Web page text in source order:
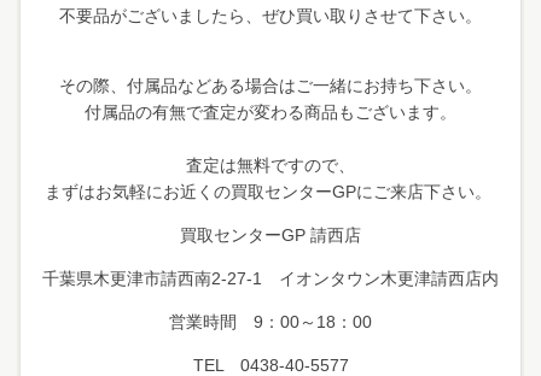
不要品がございましたら、ぜひ買い取りさせて下さい。
その際、付属品などある場合はご一緒にお持ち下さい。
付属品の有無で査定が変わる商品もございます。
査定は無料ですので、
まずはお気軽にお近くの買取センターGPにご来店下さい。
買取センターGP 請西店
千葉県木更津市請西南2-27-1 イオンタウン木更津請西店内
営業時間 9：00～18：00
TEL 0438-40-5577